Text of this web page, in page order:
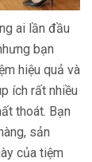
ai lần đầu
bạn
hiệu quả và
ích rất nhiều
thoát. Bạn
sản
của tiệm